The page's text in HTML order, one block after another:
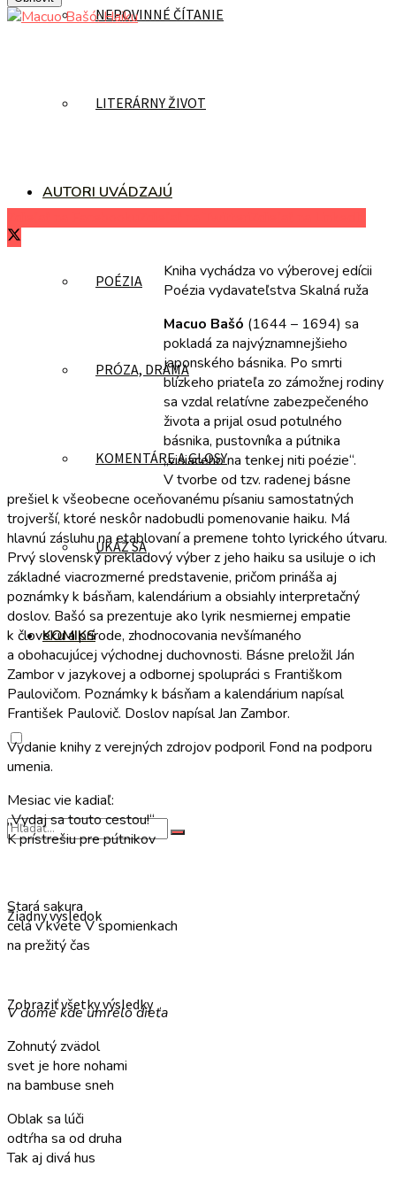
NEPOVINNÉ ČÍTANIE
LITERÁRNY ŽIVOT
AUTORI UVÁDZAJÚ
POÉZIA
PRÓZA, DRÁMA
KOMENTÁRE A GLOSY
UKÁŽ SA
KOMIKS
Žiadny výsledok
Zobraziť všetky výsledky
Kniha vychádza vo výberovej edícii
Poézia vydavateľstva Skalná ruža
Macuo Bašó (1644 – 1694) sa
pokladá za najvýznamnejšieho
japonského básnika. Po smrti
blízkeho priateľa zo zámožnej rodiny
sa vzdal relatívne zabezpečeného
života a prijal osud potulného
básnika, pustovníka a pútnika
„visiaceho na tenkej niti poézie“.
V tvorbe od tzv. radenej básne
prešiel k všeobecne oceňovanému písaniu samostatných
trojverší, ktoré neskôr nadobudli pomenovanie haiku. Má
hlavnú zásluhu na etablovaní a premene tohto lyrického útvaru.
Prvý slovenský prekladový výber z jeho haiku sa usiluje o ich
základné viacrozmerné predstavenie, pričom prináša aj
poznámky k básňam, kalendárium a obsiahly interpretačný
doslov. Bašó sa prezentuje ako lyrik nesmiernej empatie
k človeku a prírode, zhodnocovania nevšímaného
a obohacujúcej východnej duchovnosti. Básne preložil Ján
Zambor v jazykovej a odbornej spolupráci s Františkom
Paulovičom. Poznámky k básňam a kalendárium napísal
František Paulovič. Doslov napísal Jan Zambor.
Vydanie knihy z verejných zdrojov podporil Fond na podporu
umenia.
Mesiac vie kadiaľ:
„Vydaj sa touto cestou!“
K prístrešiu pre pútnikov
Stará sakura
celá v kvete V spomienkach
na prežitý čas
V dome kde umrelo dieťa
Zohnutý zvädol
svet je hore nohami
na bambuse sneh
Oblak sa lúči
odtŕha sa od druha
Tak aj divá hus